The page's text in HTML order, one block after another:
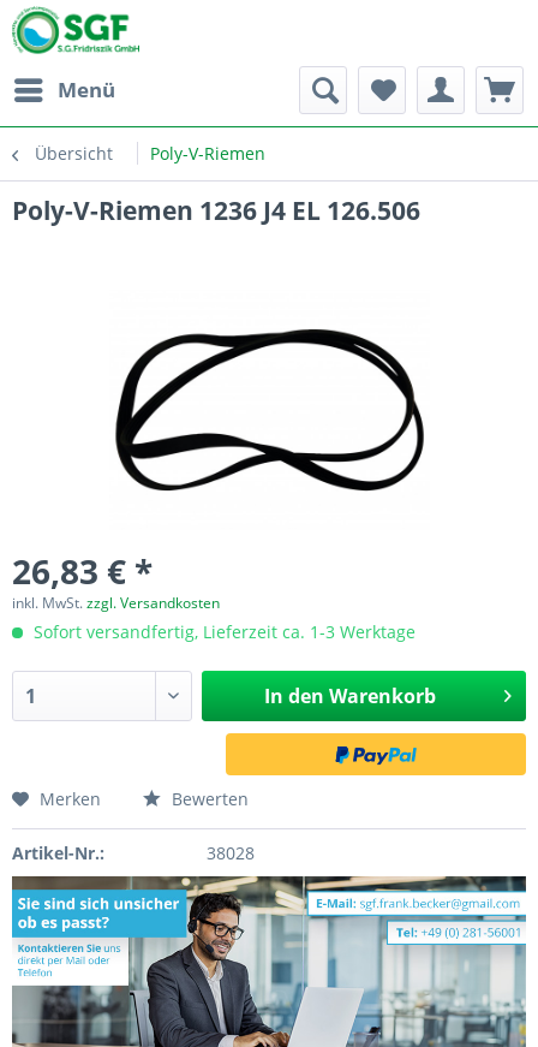
Menü
Übersicht Poly-V-Riemen
Poly-V-Riemen 1236 J4 EL 126.506
26,83 € *
inkl. MwSt.zzgl. Versandkosten
Sofort versandfertig, Lieferzeit ca. 1-3 Werktage
In den Warenkorb
Merken Bewerten
Artikel-Nr.: 38028